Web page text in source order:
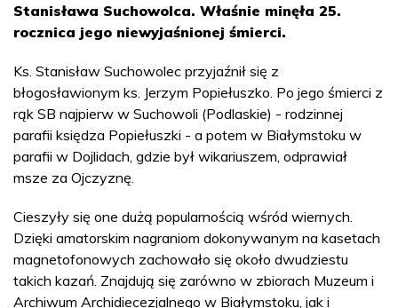
Stanisława Suchowolca. Właśnie minęła 25.
rocznica jego niewyjaśnionej śmierci.
Ks. Stanisław Suchowolec przyjaźnił się z
błogosławionym ks. Jerzym Popiełuszko. Po jego śmierci z
rąk SB najpierw w Suchowoli (Podlaskie) - rodzinnej
parafii księdza Popiełuszki - a potem w Białymstoku w
parafii w Dojlidach, gdzie był wikariuszem, odprawiał
msze za Ojczyznę.
Cieszyły się one dużą popularnością wśród wiernych.
Dzięki amatorskim nagraniom dokonywanym na kasetach
magnetofonowych zachowało się około dwudziestu
takich kazań. Znajdują się zarówno w zbiorach Muzeum i
Archiwum Archidiecezjalnego w Białymstoku, jak i